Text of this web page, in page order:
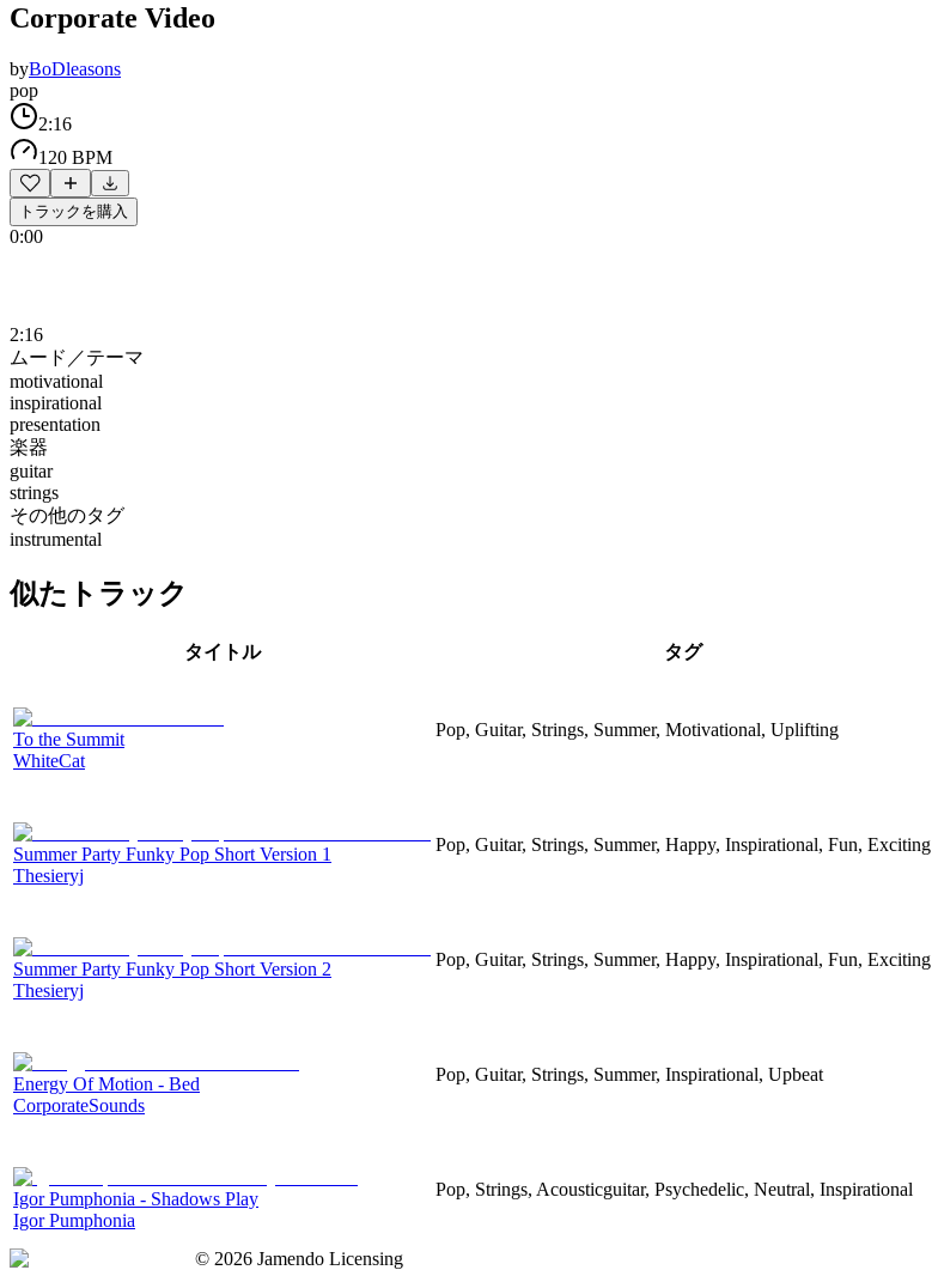
Corporate Video
byBoDleasons
pop
2:16
120 BPM
トラックを購入
0:00
2:16
ムード／テーマ
motivational
inspirational
presentation
楽器
guitar
strings
その他のタグ
instrumental
似たトラック
タイトル タグ
To the Summit
WhiteCat
Pop, Guitar, Strings, Summer, Motivational, Uplifting
Summer Party Funky Pop Short Version 1
Thesieryj
Pop, Guitar, Strings, Summer, Happy, Inspirational, Fun, Exciting
Summer Party Funky Pop Short Version 2
Thesieryj
Pop, Guitar, Strings, Summer, Happy, Inspirational, Fun, Exciting
Energy Of Motion - Bed
CorporateSounds
Pop, Guitar, Strings, Summer, Inspirational, Upbeat
Igor Pumphonia - Shadows Play
Igor Pumphonia
Pop, Strings, Acousticguitar, Psychedelic, Neutral, Inspirational
© 2026 Jamendo Licensing